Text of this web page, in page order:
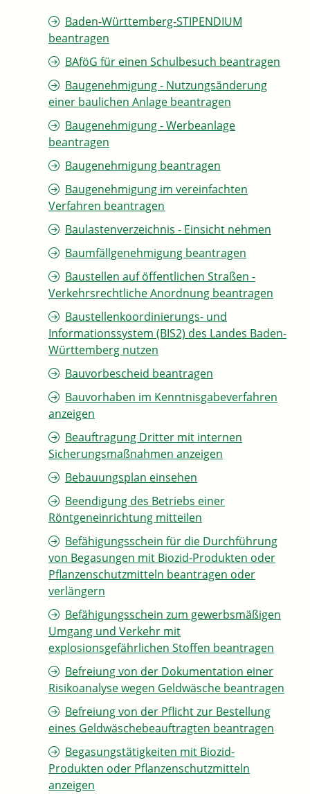
Baden-Württemberg-STIPENDIUM
beantragen
BAföG für einen Schulbesuch beantragen
Baugenehmigung - Nutzungsänderung
einer baulichen Anlage beantragen
Baugenehmigung - Werbeanlage
beantragen
Baugenehmigung beantragen
Baugenehmigung im vereinfachten
Verfahren beantragen
Baulastenverzeichnis - Einsicht nehmen
Baumfällgenehmigung beantragen
Baustellen auf öffentlichen Straßen -
Verkehrsrechtliche Anordnung beantragen
Baustellenkoordinierungs- und
Informationssystem (BIS2) des Landes Baden-
Württemberg nutzen
Bauvorbescheid beantragen
Bauvorhaben im Kenntnisgabeverfahren
anzeigen
Beauftragung Dritter mit internen
Sicherungsmaßnahmen anzeigen
Bebauungsplan einsehen
Beendigung des Betriebs einer
Röntgeneinrichtung mitteilen
Befähigungsschein für die Durchführung
von Begasungen mit Biozid-Produkten oder
Pflanzenschutzmitteln beantragen oder
verlängern
Befähigungsschein zum gewerbsmäßigen
Umgang und Verkehr mit
explosionsgefährlichen Stoffen beantragen
Befreiung von der Dokumentation einer
Risikoanalyse wegen Geldwäsche beantragen
Befreiung von der Pflicht zur Bestellung
eines Geldwäschebeauftragten beantragen
Begasungstätigkeiten mit Biozid-
Produkten oder Pflanzenschutzmitteln
anzeigen